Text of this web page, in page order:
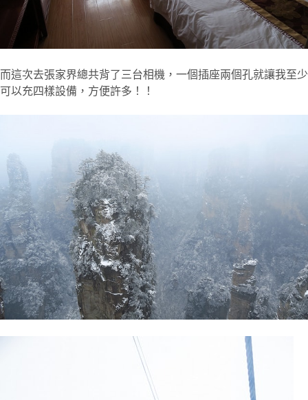
而這次去張家界總共背了三台相機，一個插座兩個孔就讓我至少
可以充四樣設備，方便許多！！